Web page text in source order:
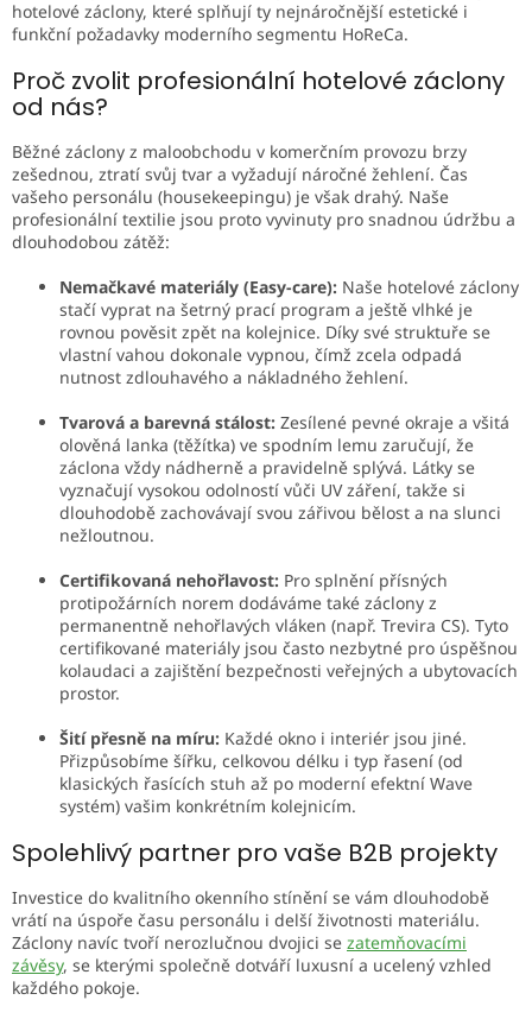
p
r
k
ý
p
i
s
u
hotelové záclony, které splňují ty nejnáročnější estetické i
funkční požadavky moderního segmentu HoReCa.
Proč zvolit profesionální hotelové záclony
od nás?
Běžné záclony z maloobchodu v komerčním provozu brzy
zešednou, ztratí svůj tvar a vyžadují náročné žehlení. Čas
vašeho personálu (housekeepingu) je však drahý. Naše
profesionální textilie jsou proto vyvinuty pro snadnou údržbu a
dlouhodobou zátěž:
Nemačkavé materiály (Easy-care): Naše hotelové záclony
stačí vyprat na šetrný prací program a ještě vlhké je
rovnou pověsit zpět na kolejnice. Díky své struktuře se
vlastní vahou dokonale vypnou, čímž zcela odpadá
nutnost zdlouhavého a nákladného žehlení.
Tvarová a barevná stálost: Zesílené pevné okraje a všitá
olověná lanka (těžítka) ve spodním lemu zaručují, že
záclona vždy nádherně a pravidelně splývá. Látky se
vyznačují vysokou odolností vůči UV záření, takže si
dlouhodobě zachovávají svou zářivou bělost a na slunci
nežloutnou.
Certifikovaná nehořlavost: Pro splnění přísných
protipožárních norem dodáváme také záclony z
permanentně nehořlavých vláken (např. Trevira CS). Tyto
certifikované materiály jsou často nezbytné pro úspěšnou
kolaudaci a zajištění bezpečnosti veřejných a ubytovacích
prostor.
Šití přesně na míru: Každé okno i interiér jsou jiné.
Přizpůsobíme šířku, celkovou délku i typ řasení (od
klasických řasících stuh až po moderní efektní Wave
systém) vašim konkrétním kolejnicím.
Spolehlivý partner pro vaše B2B projekty
Investice do kvalitního okenního stínění se vám dlouhodobě
vrátí na úspoře času personálu i delší životnosti materiálu.
Záclony navíc tvoří nerozlučnou dvojici se zatemňovacími
závěsy, se kterými společně dotváří luxusní a ucelený vzhled
každého pokoje.